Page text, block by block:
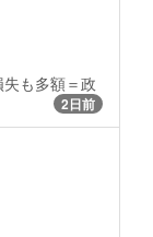
も多額＝政
2日前